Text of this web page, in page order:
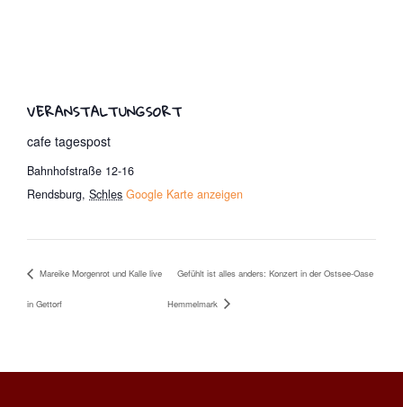
VERANSTALTUNGSORT
cafe tagespost
Bahnhofstraße 12-16
Rendsburg, Schles Google Karte anzeigen
Mareike Morgenrot und Kalle live
in Gettorf
Gefühlt ist alles anders: Konzert in der Ostsee-Oase
Hemmelmark